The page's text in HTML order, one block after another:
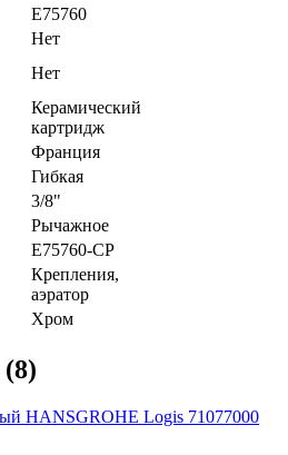
E75760
Нет
Нет
Керамический
картридж
Франция
Гибкая
3/8"
Рычажное
E75760-CP
Крепления,
аэратор
Хром